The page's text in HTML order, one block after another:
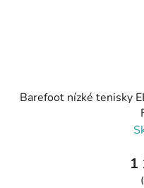
Barefoot nízké tenisky
1